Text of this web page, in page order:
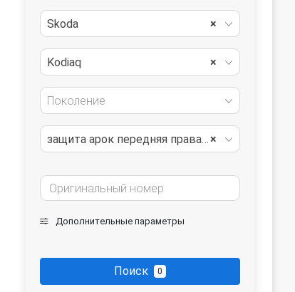
×
Skoda
×
Kodiaq
Поколение
×
защита арок передняя правая (подкрылок)
Дополнительные параметры
Поиск 0